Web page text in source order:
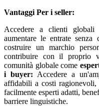
Vantaggi Per i seller:
Accedere a clienti
aumentare le entrate senza
costruire un marchio
contribuire con il proprio
comunità globale come
i buyer: Accedere a
affidabili a costi ragionevoli,
facilmente esperti adatti,
barriere linguistiche.